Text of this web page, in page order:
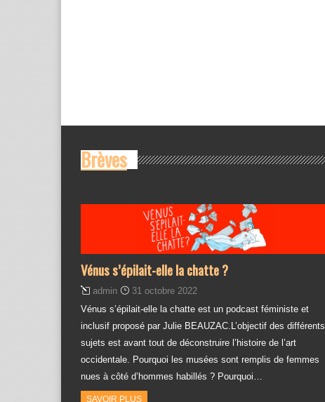
Brèves
Vénus s’épilait-elle la chatte ?
admin
31 octobre 2022
Vénus s’épilait-elle la chatte est un podcast féministe et
inclusif proposé par Julie BEAUZAC.L’objectif des différents
sujets est avant tout de déconstruire l’histoire de l’art
occidentale. Pourquoi les musées sont remplis de femmes
nues à côté d’hommes habillés ? Pourquoi…
SAVOIR PLUS